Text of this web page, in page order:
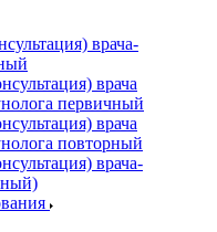
врача-
врача
первичный
врача
повторный
врача-